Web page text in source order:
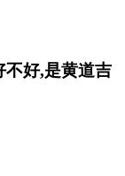
不好,是黄道吉